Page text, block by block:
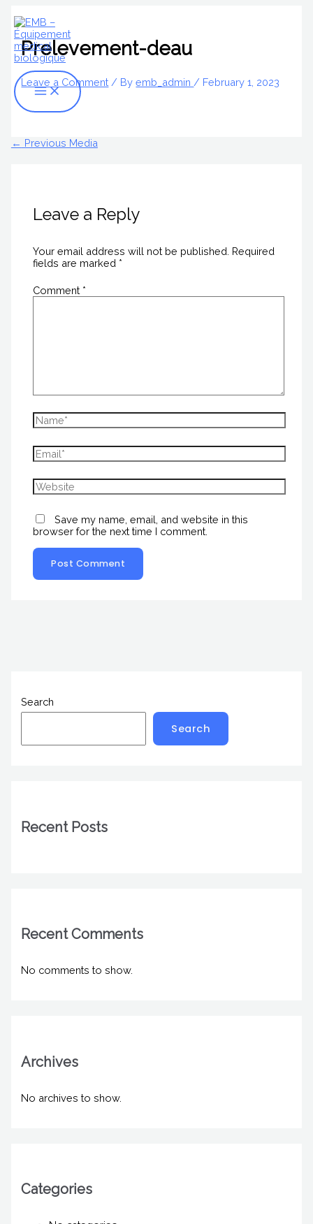
to
content
Menu
Prelevement-deau
Leave a Comment / Byemb_admin / February 1, 2023
← Previous Media
Leave a Reply
Your email address will not be published. Required
fields are marked *
Comment *
Save my name, email, and website in this
browser for the next time I comment.
Search
Search
Recent Posts
Recent Comments
No comments to show.
Archives
No archives to show.
Categories
e
a
c
h
o